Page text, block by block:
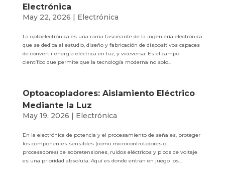
Electrónica
May 22, 2026 | Electrónica
La optoelectrónica es una rama fascinante de la ingeniería electrónica
que se dedica al estudio, diseño y fabricación de dispositivos capaces
de convertir energía eléctrica en luz, y viceversa. Es el campo
científico que permite que la tecnología moderna no solo...
Optoacopladores: Aislamiento Eléctrico
Mediante la Luz
May 19, 2026 | Electrónica
En la electrónica de potencia y el procesamiento de señales, proteger
los componentes sensibles (como microcontroladores o
procesadores) de sobretensiones, ruidos eléctricos y picos de voltaje
es una prioridad absoluta. Aquí es donde entran en juego los...